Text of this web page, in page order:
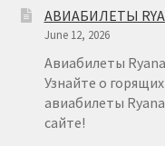
АВИАБИЛЕТЫ
June 12, 2026
Авиабилеты
Узнайте о
авиабилеты
сайте!